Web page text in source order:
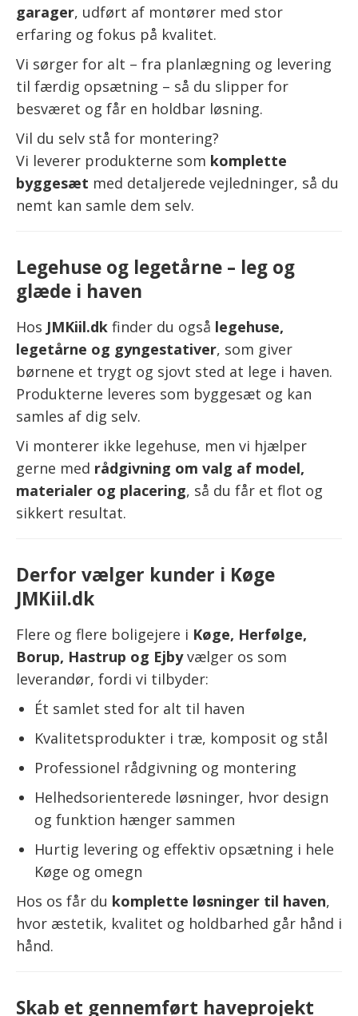
garager, udført af montører med stor
erfaring og fokus på kvalitet.
Vi sørger for alt – fra planlægning og levering
til færdig opsætning – så du slipper for
besværet og får en holdbar løsning.
Vil du selv stå for montering?
Vi leverer produkterne som komplette
byggesæt med detaljerede vejledninger, så du
nemt kan samle dem selv.
Legehuse og legetårne – leg og
glæde i haven
Hos JMKiil.dk finder du også legehuse,
legetårne og gyngestativer, som giver
børnene et trygt og sjovt sted at lege i haven.
Produkterne leveres som byggesæt og kan
samles af dig selv.
Vi monterer ikke legehuse, men vi hjælper
gerne med rådgivning om valg af model,
materialer og placering, så du får et flot og
sikkert resultat.
Derfor vælger kunder i Køge
JMKiil.dk
Flere og flere boligejere i Køge, Herfølge,
Borup, Hastrup og Ejbyvælger os som
leverandør, fordi vi tilbyder:
Ét samlet sted for alt til haven
Kvalitetsprodukter i træ, komposit og stål
Professionel rådgivning og montering
Helhedsorienterede løsninger, hvor design
og funktion hænger sammen
Hurtig levering og effektiv opsætning i hele
Køge og omegn
Hos os får du komplette løsninger til haven,
hvor æstetik, kvalitet og holdbarhed går hånd i
hånd.
Skab et gennemført haveprojekt